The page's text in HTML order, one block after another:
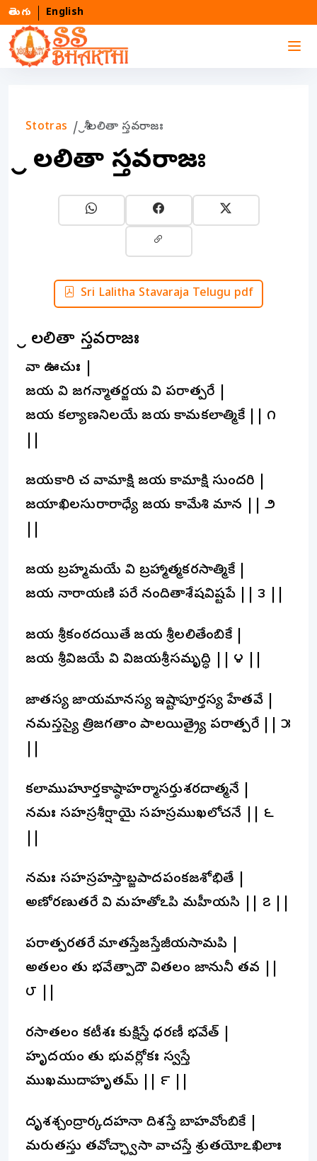
తెలుగు English
Stotras శ్రీ లలితా స్తవరాజః
శ్రీ లలితా స్తవరాజః
Sri Lalitha Stavaraja Telugu pdf
శ్రీ లలితా స్తవరాజః
దేవా ఊచుః |
జయ దేవి జగన్మాతర్జయ దేవి పరాత్పరే |
జయ కల్యాణనిలయే జయ కామకలాత్మికే || ౧
జయకారి చ వామాక్షి జయ కామాక్షి సుందరి |
జయాఖిలసురారాధ్యే జయ కామేశి మానదే || ౨
జయ బ్రహ్మమయే దేవి బ్రహ్మాత్మకరసాత్మికే |
జయ నారాయణి పరే నందితాశేషవిష్టపే || ౩ ||
జయ శ్రీకంఠదయితే జయ శ్రీలలితేంబికే |
జయ శ్రీవిజయే దేవి విజయశ్రీసమృద్ధిదే || ౪ ||
జాతస్య జాయమానస్య ఇష్టాపూర్తస్య హేతవే |
నమస్తస్యై త్రిజగతాం పాలయిత్ర్యై పరాత్పరే || ౫
కలాముహూర్తకాష్ఠాహర్మాసర్తుశరదాత్మనే |
నమః సహస్రశీర్షాయై సహస్రముఖలోచనే || ౬
నమః సహస్రహస్తాబ్జపాదపంకజశోభితే |
అణోరణుతరే దేవి మహతోఽపి మహీయసి || ౭ ||
పరాత్పరతరే మాతస్తేజస్తేజీయసామపి |
అతలం తు భవేత్పాదౌ వితలం జానునీ తవ ||
౮ ||
రసాతలం కటీదేశః కుక్షిస్తే ధరణీ భవేత్ |
హృదయం తు భువర్లోకః స్వస్తే
ముఖముదాహృతమ్ || ౯ ||
దృశశ్చంద్రార్కదహనా దిశస్తే బాహవోంబికే |
మరుతస్తు తవోచ్ఛ్వాసా వాచస్తే శ్రుతయోఽఖిలాః